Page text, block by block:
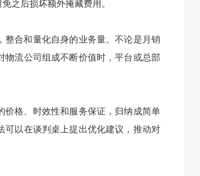
之后损坏额外掩藏费用。
合和量化自身的业务量。不论是月销
流公司组成不断价值时，平台或总部
格、时效性和服务保证，归纳成简单
可以在谈判桌上提出优化建议，推动对